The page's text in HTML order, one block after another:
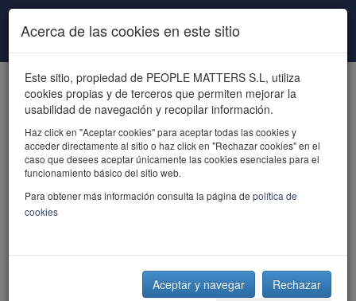
Pasar al contenido principal
powered by talent
Acerca de las cookies en este sitio
Este sitio, propiedad de PEOPLE MATTERS S.L, utiliza
cookies propias y de terceros que permiten mejorar la
usabilidad de navegación y recopilar información.
Haz click en "Aceptar cookies" para aceptar todas las cookies y
acceder directamente al sitio o haz click en "Rechazar cookies" en el
caso que desees aceptar únicamente las cookies esenciales para el
funcionamiento básico del sitio web.
Para obtener más información consulta la página de política de
cookies
Aceptar y navegar
Rechazar